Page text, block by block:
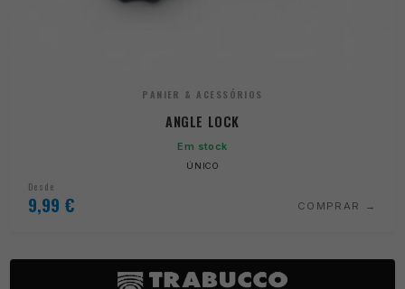
PANIER & ACESSÓRIOS
ANGLE LOCK
Em stock
ÚNICO
Desde
9,99 € COMPRAR